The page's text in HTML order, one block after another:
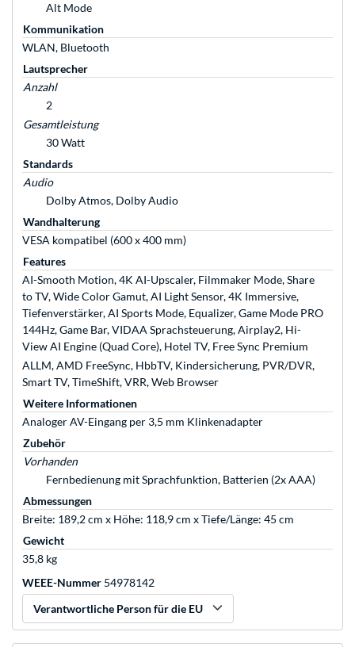
Alt Mode
Kommunikation
WLAN, Bluetooth
Lautsprecher
Anzahl
2
Gesamtleistung
30 Watt
Standards
Audio
Dolby Atmos, Dolby Audio
Wandhalterung
VESA kompatibel (600 x 400 mm)
Features
AI-Smooth Motion, 4K AI-Upscaler, Filmmaker Mode, Share
to TV, Wide Color Gamut, AI Light Sensor, 4K Immersive,
Tiefenverstärker, AI Sports Mode, Equalizer, Game Mode PRO
144Hz, Game Bar, VIDAA Sprachsteuerung, Airplay2, Hi-
View AI Engine (Quad Core), Hotel TV, Free Sync Premium
ALLM, AMD FreeSync, HbbTV, Kindersicherung, PVR/DVR,
Smart TV, TimeShift, VRR, Web Browser
Weitere Informationen
Analoger AV-Eingang per 3,5 mm Klinkenadapter
Zubehör
Vorhanden
Fernbedienung mit Sprachfunktion, Batterien (2x AAA)
Abmessungen
Breite: 189,2 cm x Höhe: 118,9 cm x Tiefe/Länge: 45 cm
Gewicht
35,8 kg
WEEE-Nummer 54978142
Verantwortliche Person für die EU